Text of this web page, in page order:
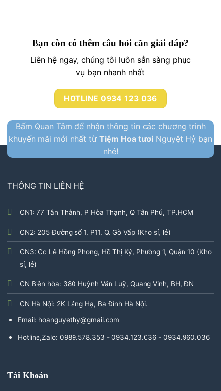
Bạn còn có thêm câu hỏi cần giải đáp?
Liên hệ ngay, chúng tôi luôn sẳn sàng phục
vụ bạn nhanh nhất
HOTLINE 0934 123 036
Bấm Quan Tâm để nhận thông tin các chương trình
khuyến mãi mới nhất từ Tiệm Hoa tươi Nguyệt Hỷ bạn
nhé!
THÔNG TIN LIÊN HỆ
CN1: 77 Tân Thành, P Hòa Thạnh, Q Tân Phú, TP.HCM
CN2: 205 Đường số 1, P11, Q. Gò Vấp (Kho sỉ, lẻ)
CN3: Cc Lê Hồng Phong, Hồ Thị Kỷ, Phường 1, Quận 10 (Kho
sỉ, lẻ)
CN Biên hòa: 380 Huỳnh Văn Luỹ, Quang Vinh, BH, ĐN
CN Hà Nội: 2K Láng Hạ, Ba Đình Hà Nội.
Email: hoanguyethy@gmail.com
Hotline,Zalo: 0989.578.353 - 0934.123.036 - 0934.960.036
Tài Khoản